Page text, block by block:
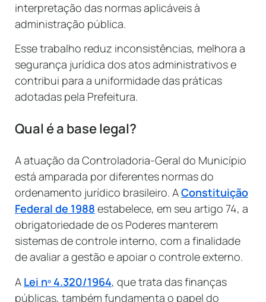
interpretação das normas aplicáveis à
administração pública.
Esse trabalho reduz inconsistências, melhora a
segurança jurídica dos atos administrativos e
contribui para a uniformidade das práticas
adotadas pela Prefeitura.
Qual é a base legal?
A atuação da Controladoria-Geral do Município
está amparada por diferentes normas do
ordenamento jurídico brasileiro. AConstituição
Federal de 1988 estabelece, em seu artigo 74, a
obrigatoriedade de os Poderes manterem
sistemas de controle interno, com a finalidade
de avaliar a gestão e apoiar o controle externo.
A Lei nº 4.320/1964, que trata das finanças
públicas, também fundamenta o papel do